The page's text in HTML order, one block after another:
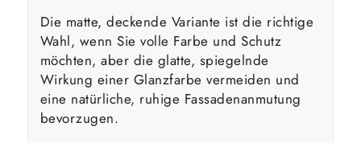
Die matte, deckende Variante ist die richtige
Wahl, wenn Sie volle Farbe und Schutz
möchten, aber die glatte, spiegelnde
Wirkung einer Glanzfarbe vermeiden und
eine natürliche, ruhige Fassadenanmutung
bevorzugen.